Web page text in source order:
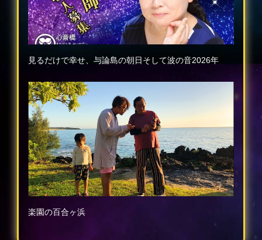
見るだけで幸せ、与論島の朝日そして波の音2026年
楽園の百合ヶ浜